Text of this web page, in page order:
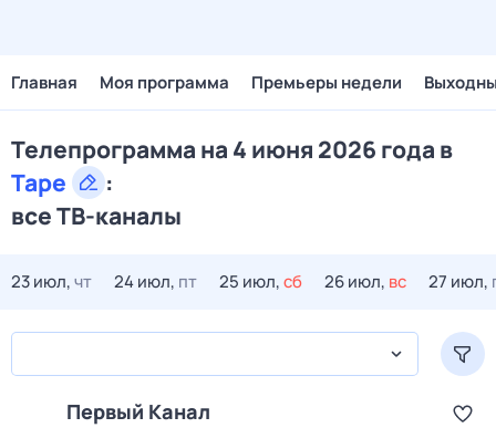
Главная Моя программа Премьеры недели
Телепрограмма на 4 июня 2026 года в
Таре
:
все ТВ-каналы
23 июл,чт 24 июл, пт 25 июл,сб 26 июл, вс 27 июл,
Первый Канал